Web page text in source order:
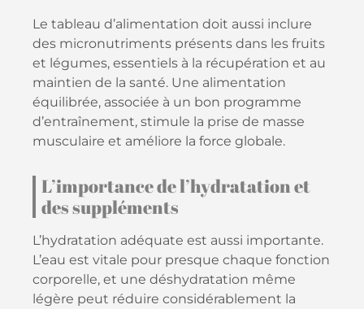
Le tableau d’alimentation doit aussi inclure
des micronutriments présents dans les fruits
et légumes, essentiels à la récupération et au
maintien de la santé. Une alimentation
équilibrée, associée à un bon programme
d’entraînement, stimule la prise de masse
musculaire et améliore la force globale.
L’importance de l’hydratation et
des suppléments
L’hydratation adéquate est aussi importante.
L’eau est vitale pour presque chaque fonction
corporelle, et une déshydratation même
légère peut réduire considérablement la